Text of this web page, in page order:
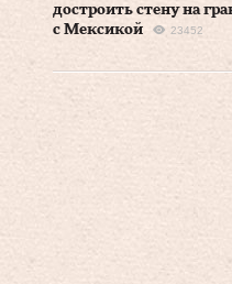
достроить стену на
с Мексикой
23452